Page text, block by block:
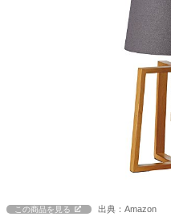
この商品を見る 出典：Amazon